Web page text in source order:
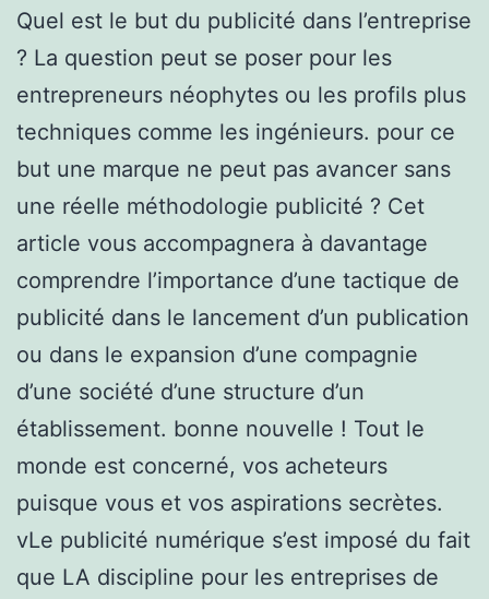
Quel est le but du publicité dans l’entreprise
? La question peut se poser pour les
entrepreneurs néophytes ou les profils plus
techniques comme les ingénieurs. pour ce
but une marque ne peut pas avancer sans
une réelle méthodologie publicité ? Cet
article vous accompagnera à davantage
comprendre l’importance d’une tactique de
publicité dans le lancement d’un publication
ou dans le expansion d’une compagnie
d’une société d’une structure d’un
établissement. bonne nouvelle ! Tout le
monde est concerné, vos acheteurs
puisque vous et vos aspirations secrètes.
vLe publicité numérique s’est imposé du fait
que LA discipline pour les entreprises de